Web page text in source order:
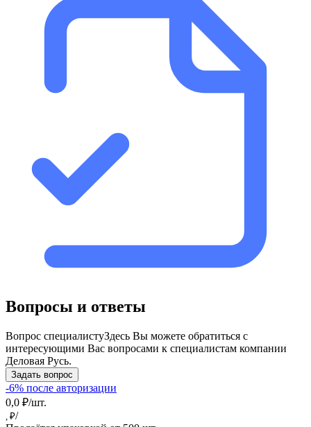
Вопросы и ответы
Вопрос специалистуЗдесь Вы можете обратиться с
интересующими Вас вопросами к специалистам компании
Деловая Русь.
Задать вопрос
-6% после авторизации
0,0 ₽/шт.
, ₽/